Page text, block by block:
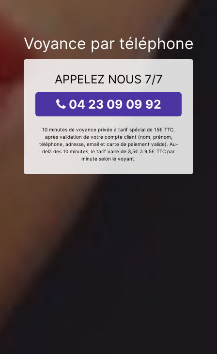
Voyance par téléphone
APPELEZ NOUS 7/7
04 23 09 09 92
10 minutes de voyance privée à tarif spécial de 15€ TTC,
après validation de votre compte client (nom, prénom,
téléphone, adresse, email et carte de paiement valide). Au-
delà des 10 minutes, le tarif varie de 3,5€ à 9,5€ TTC par
minute selon le voyant.